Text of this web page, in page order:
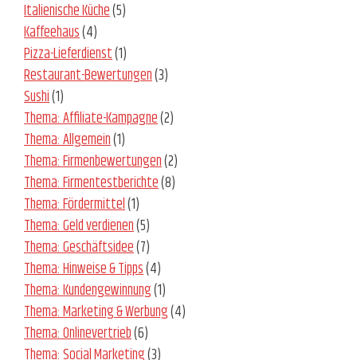
Italienische Küche(5)
Kaffeehaus(4)
Pizza-Lieferdienst(1)
Restaurant-Bewertungen(3)
Sushi(1)
Thema: Affiliate-Kampagne(2)
Thema: Allgemein(1)
Thema: Firmenbewertungen(2)
Thema: Firmentestberichte(8)
Thema: Fördermittel(1)
Thema: Geld verdienen(5)
Thema: Geschäftsidee(7)
Thema: Hinweise & Tipps(4)
Thema: Kundengewinnung(1)
Thema: Marketing & Werbung(4)
Thema: Onlinevertrieb(6)
Thema: Social Marketing(3)